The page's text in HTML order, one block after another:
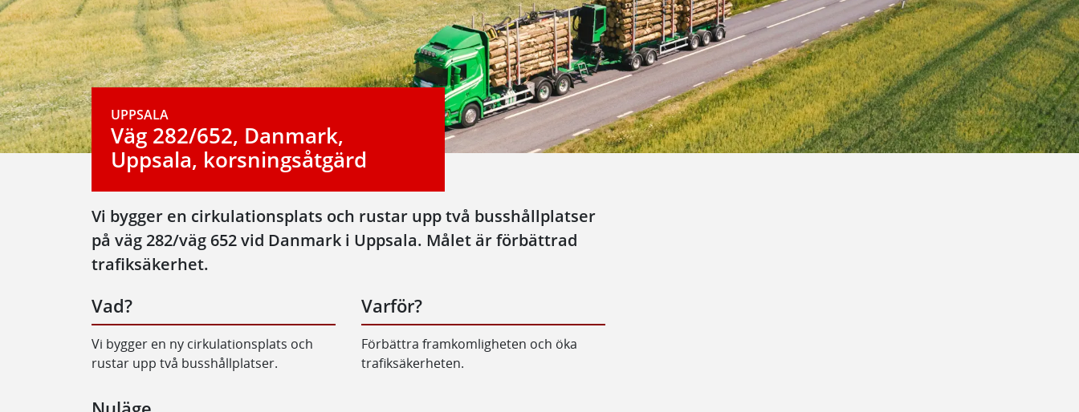
UPPSALA
Väg 282/652, Danmark,
Uppsala, korsningsåtgärd
Vi bygger en cirkulationsplats och rustar upp två busshållplatser
på väg 282/väg 652 vid Danmark i Uppsala. Målet är förbättrad
trafiksäkerhet.
Vad?
Vi bygger en ny cirkulationsplats och
rustar upp två busshållplatser.
Varför?
Förbättra framkomligheten och öka
trafiksäkerheten.